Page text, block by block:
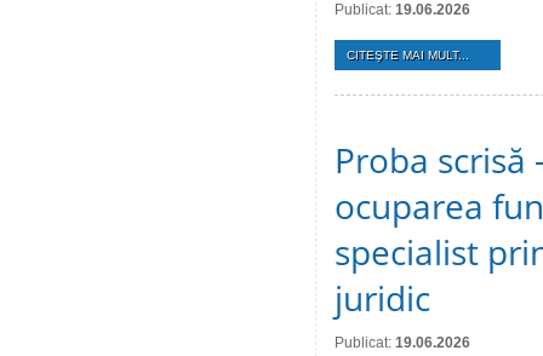
Publicat: 19.06.2026
CITEŞTE MAI MULT...
Proba
ocuparea
specialist
juridic
Publicat: 19.06.2026